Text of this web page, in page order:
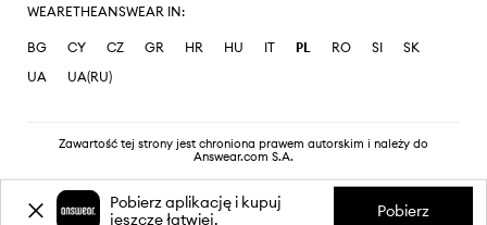
WEARETHEANSWEAR IN:
BG CY CZ GR HR HU IT PL RO SI
SK
UA
UA(RU)
Zawartość tej strony jest chroniona prawem autorskim i należy do
Answear.com S.A.
Pobierz aplikację i kupuj
jeszcze łatwiej.
Pobierz